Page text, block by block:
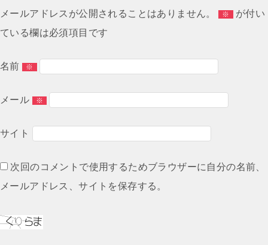
シ
ョ
メールアドレスが公開されることはありません。 ※ が付い
ている欄は必須項目です
名前 ※
メール ※
サイト
次回のコメントで使用するためブラウザーに自分の名前、
メールアドレス、サイトを保存する。